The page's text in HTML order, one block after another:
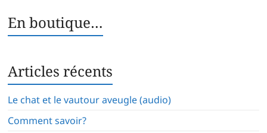
En boutique…
Articles récents
Le chat et le vautour aveugle (audio)
Comment savoir?